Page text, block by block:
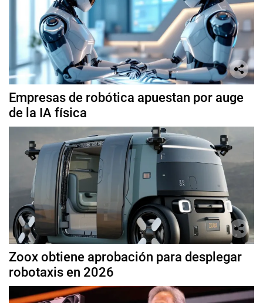
Empresas de robótica apuestan por auge
de la IA física
Zoox obtiene aprobación para desplegar
robotaxis en 2026